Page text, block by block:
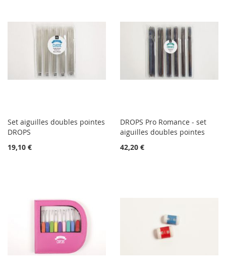
Set aiguilles doubles pointes
DROPS
19,10 €
DROPS Pro Romance - set
aiguilles doubles pointes
42,20 €